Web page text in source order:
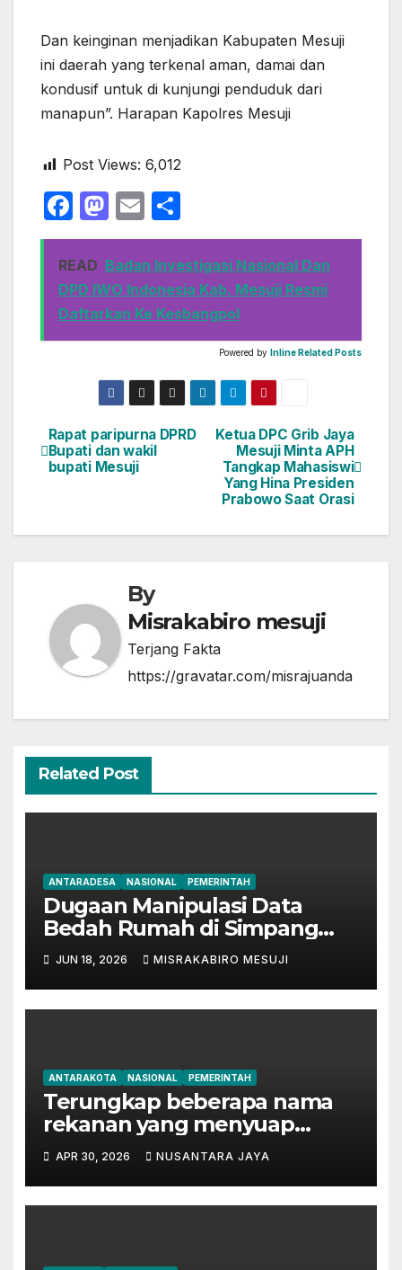
Dan keinginan menjadikan Kabupaten Mesuji
ini daerah yang terkenal aman, damai dan
kondusif untuk di kunjungi penduduk dari
manapun”. Harapan Kapolres Mesuji
Post Views: 6,012
F
a
c
e
b
o
M
a
st
o
d
o
n
E
m
ail
h
ar
e
READ Badan Investigasi Nasional Dan
DPD IWO Indonesia Kab. Mesuji Resmi
Daftarkan Ke Kesbangpol
Powered by Inline Related Posts
Navigasi
pos
Ketua DPC Grib Jaya
Mesuji Minta APH
Tangkap Mahasiswi
Yang Hina Presiden
Prabowo Saat Orasi
Rapat paripurna DPRD
Bupati dan wakil
bupati Mesuji
By
Misrakabiro mesuji
Terjang Fakta
https://gravatar.com/misrajuanda
Related Post
ANTARADESA NASIONAL PEMERINTAH
Dugaan Manipulasi Data
Bedah Rumah di Simpang
Mesuji, Oknum Tak
Bertanggung Jawab Disinyalir
‘Kondisikan’ Bansos
JUN 18, 2026 MISRAKABIRO MESUJI
ANTARAKOTA NASIONAL PEMERINTAH
Terungkap beberapa nama
rekanan yang menyuap
mantan Bupati Lampung
Tengah
APR 30, 2026 NUSANTARA JAYA